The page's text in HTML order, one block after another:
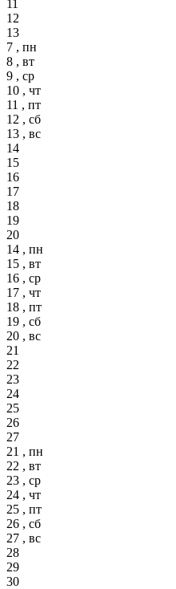
11
12
13
7 , пн
8 , вт
9 , ср
10 , чт
11 , пт
12 , сб
13 , вс
14
15
16
17
18
19
20
14 , пн
15 , вт
16 , ср
17 , чт
18 , пт
19 , сб
20 , вс
21
22
23
24
25
26
27
21 , пн
22 , вт
23 , ср
24 , чт
25 , пт
26 , сб
27 , вс
28
29
30